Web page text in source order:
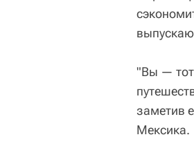
"Вы — тот
заметив
Мексика.